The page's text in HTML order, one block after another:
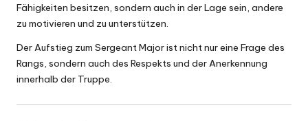
Fähigkeiten besitzen, sondern auch in der Lage sein, andere
zu motivieren und zu unterstützen.
Der Aufstieg zum Sergeant Major ist nicht nur eine Frage des
Rangs, sondern auch des Respekts und der Anerkennung
innerhalb der Truppe.